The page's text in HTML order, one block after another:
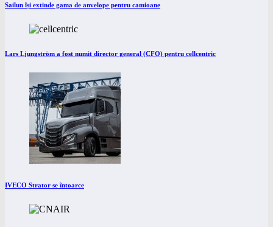
Sailun își extinde gama de anvelope pentru camioane
Lars Ljungström a fost numit director general (CFO) pentru cellcentric
IVECO Strator se întoarce